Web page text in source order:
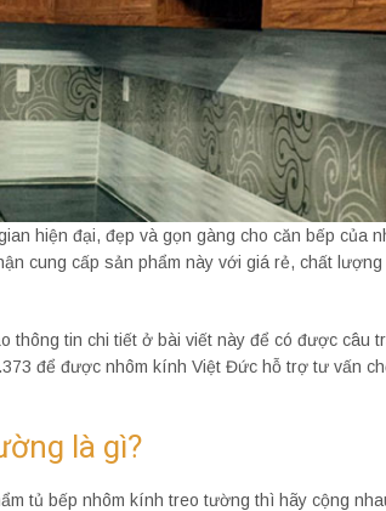
hiện đại, đẹp và gọn gàng cho căn bếp của
cung cấp sản phẩm này với giá rẻ, chất
thông tin chi tiết ở bài viết này để có được câu
để được nhôm kính Việt Đức hỗ trợ tư vấn
là gì?
tủ bếp nhôm kính treo tường thì hãy cộng